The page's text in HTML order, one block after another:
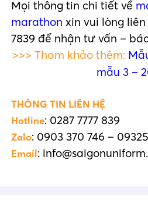
Mọi thông tin chi tiết về
marathon xin vui lòng liên
7839 để nhận tư vấn –
>>> Tham khảo thêm:
mẫu 3 –
THÔNG TIN LIÊN HỆ
Hotline: 0287 7777 839
Zalo: 0903 370 746 –
Email: